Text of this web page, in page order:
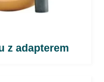
z adapterem